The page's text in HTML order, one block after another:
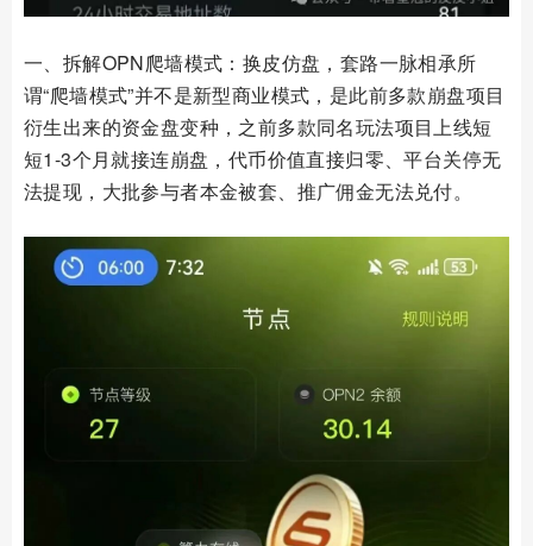
一、拆解OPN爬墙模式：换皮仿盘，套路一脉相承所
谓“爬墙模式”并不是新型商业模式，是此前多款崩盘项目
衍生出来的资金盘变种，之前多款同名玩法项目上线短
短1-3个月就接连崩盘，代币价值直接归零、平台关停无
法提现，大批参与者本金被套、推广佣金无法兑付。